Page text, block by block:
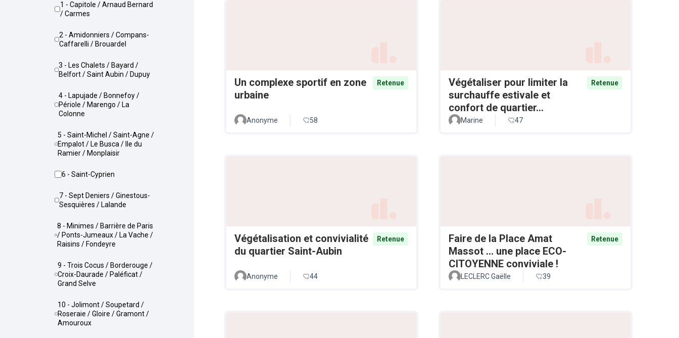
1 - Capitole / Arnaud Bernard
/ Carmes
2 - Amidonniers / Compans-
Caffarelli / Brouardel
3 - Les Chalets / Bayard /
Belfort / Saint Aubin / Dupuy
4 - Lapujade / Bonnefoy /
Périole / Marengo / La
Colonne
5 - Saint-Michel / Saint-Agne /
Empalot / Le Busca / Ile du
Ramier / Monplaisir
6 - Saint-Cyprien
7 - Sept Deniers / Ginestous-
Sesquières / Lalande
8 - Minimes / Barrière de Paris
/ Ponts-Jumeaux / La Vache /
Raisins / Fondeyre
9 - Trois Cocus / Borderouge /
Croix-Daurade / Paléficat /
Grand Selve
10 - Jolimont / Soupetard /
Roseraie / Gloire / Gramont /
Amouroux
Un complexe sportif en zone
urbaine
Retenue
Anonyme 58
Végétaliser pour limiter la
surchauffe estivale et
confort de quartier...
Retenue
Marine 47
Végétalisation et convivialité
du quartier Saint-Aubin
Retenue
Anonyme 44
Faire de la Place Amat
Massot ... une place ECO-
CITOYENNE conviviale !
Retenue
LECLERC Gaëlle 39